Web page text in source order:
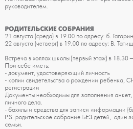
руководителем.
РОДИТЕЛЬСКИЕ СОБРАНИЯ
21 августа (среда) в 19.00 по адресу: б.
22 августа (четверг) в 19.00 по адресу: В.
Встреча в холлах школы (первый этаж) в 18.30
При себе иметь:
- документ, удостоверяющий личность
- копии свидетельства о рождении ребенка,
регистрации
Документы необходимы для заполнения
личного дела.
- бахилы и средства для записи информации
Р.S. родительское собрание БЕЗ детей, один
семьи.